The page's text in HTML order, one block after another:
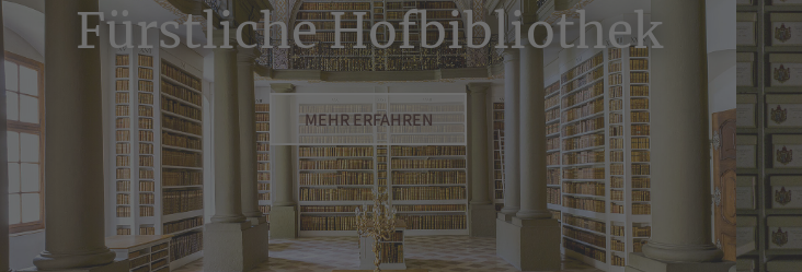
Fürstliche Hofbibliothek
MEHR ERFAHREN